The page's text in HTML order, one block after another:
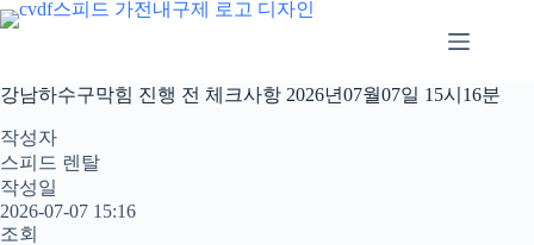
본
문
로
건
너
뛰
기
강남하수구막힘 진행 전 체크사항 2026년07월07일 15시16분
작성자
스피드 렌탈
작성일
2026-07-07 15:16
조회